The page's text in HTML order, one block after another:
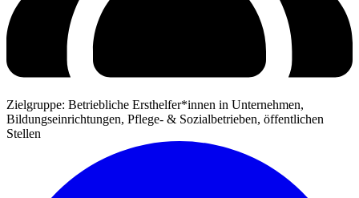
Zielgruppe: Betriebliche Ersthelfer*innen in Unternehmen,
Bildungseinrichtungen, Pflege- & Sozialbetrieben, öffentlichen
Stellen